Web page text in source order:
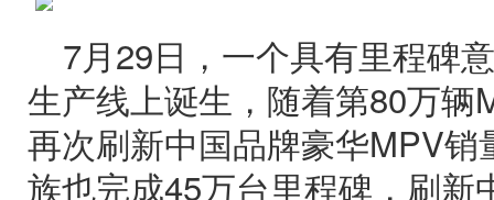
7月29日，一个具有里程碑
生产线上诞生，随着第80万辆
再次刷新中国品牌豪华MPV
族也完成45万台里程碑，刷新